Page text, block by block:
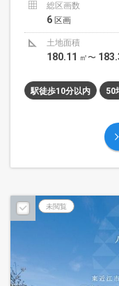
総区画数
6 区画
土地面積
180.11 ㎡〜
駅徒歩10分以内 50
未閲覧